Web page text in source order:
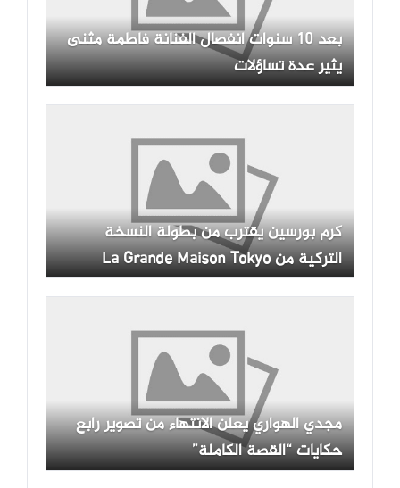
بعد 10 سنوات انفصال الفنانة فاطمة مثنى
يثير عدة تساؤلات
كرم بورسين يقترب من بطولة النسخة
التركية من La Grande Maison Tokyo
مجدي الهواري يعلن الانتهاء من تصوير رابع
حكايات “القصة الكاملة”